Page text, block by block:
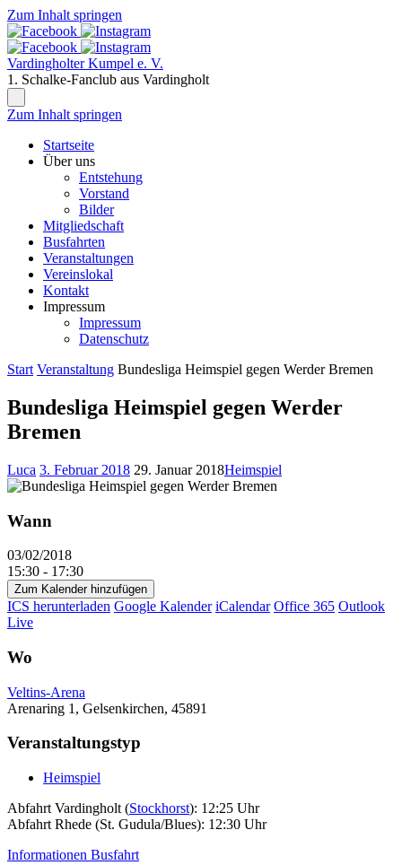
Zum Inhalt springen
Vardingholter Kumpel e. V.
1. Schalke-Fanclub aus Vardingholt
Zum Inhalt springen
Startseite
Über uns
Entstehung
Vorstand
Bilder
Mitgliedschaft
Busfahrten
Veranstaltungen
Vereinslokal
Kontakt
Impressum
Impressum
Datenschutz
Start Veranstaltung Bundesliga Heimspiel gegen Werder Bremen
Bundesliga Heimspiel gegen Werder
Bremen
Luca 3. Februar 2018 29. Januar 2018Heimspiel
Wann
03/02/2018
15:30 - 17:30
Zum Kalender hinzufügen
ICS herunterladen Google Kalender iCalendar Office 365 Outlook
Live
Wo
Veltins-Arena
Arenaring 1, Gelsenkirchen, 45891
Veranstaltungstyp
Heimspiel
Abfahrt Vardingholt (Stockhorst): 12:25 Uhr
Abfahrt Rhede (St. Gudula/Blues): 12:30 Uhr
Informationen Busfahrt